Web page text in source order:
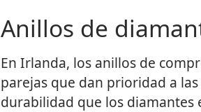
Anillos de
En Irlanda, los anillos de
parejas que dan prioridad a
durabilidad que los